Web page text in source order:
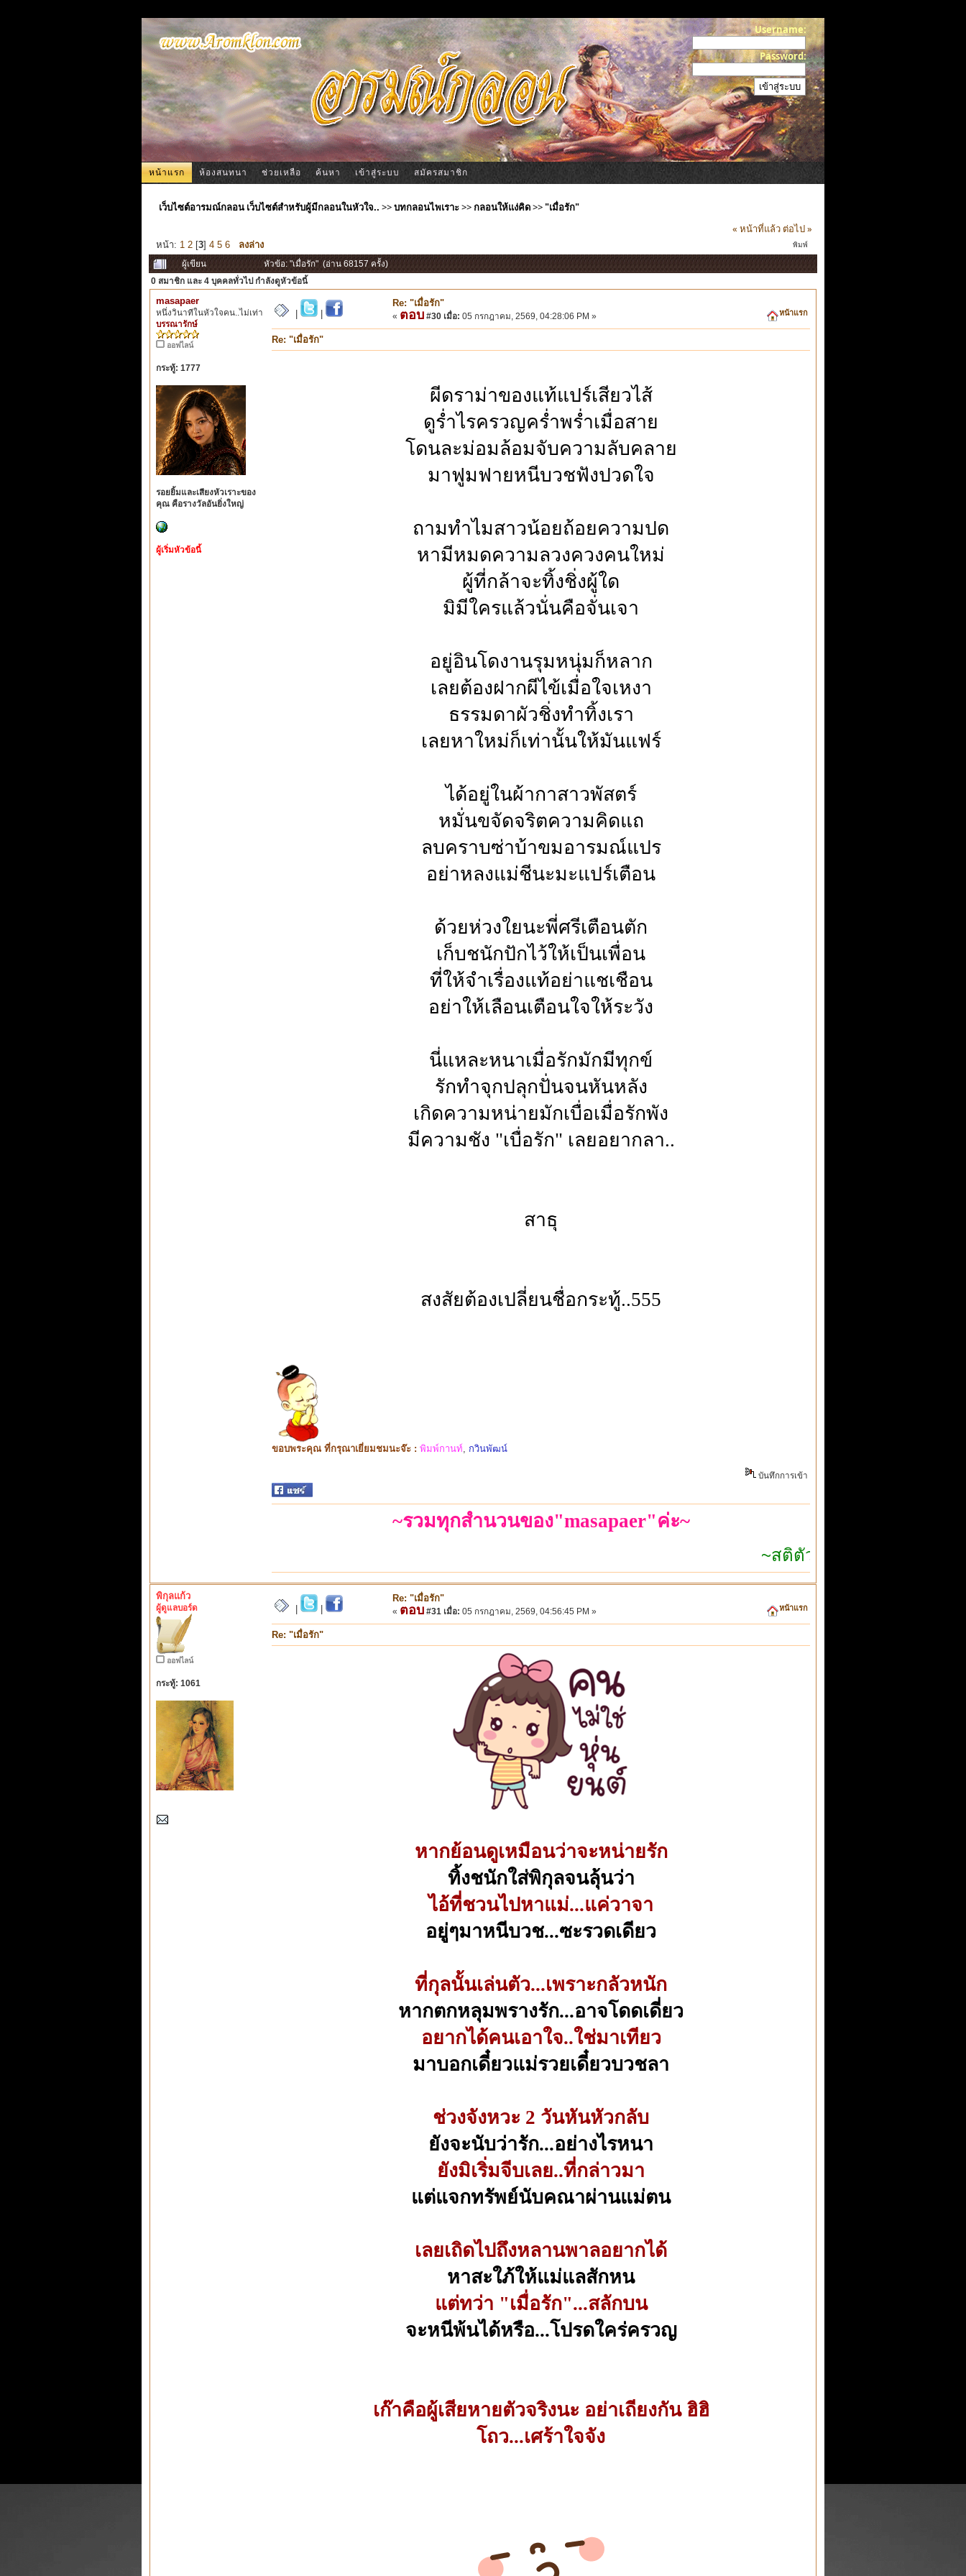
Username:
Password:
หน้าแรก ห้องสนทนา ช่วยเหลือ ค้นหา เข้าสู่ระบบ สมัครสมาชิก
เว็บไซต์อารมณ์กลอน เว็บไซต์สำหรับผู้มีกลอนในหัวใจ.. >>บทกลอนไพเราะ>>กลอนให้แง่คิด>>"เมื่อรัก"
หน้า: 1 2 [3] 4 5 6 ลงล่าง
« หน้าที่แล้ว ต่อไป »
พิมพ์
ผู้เขียน
หัวข้อ: "เมื่อรัก" (อ่าน 68157 ครั้ง)
0 สมาชิก และ 4 บุคคลทั่วไป กำลังดูหัวข้อนี้
masapaer
หนึ่งวินาทีในหัวใจคน..ไม่เท่า
บรรณารักษ์
ออฟไลน์
กระทู้: 1777
รอยยิ้มและเสียงหัวเราะของ
คุณ คือรางวัลอันยิ่งใหญ่
ผู้เริ่มหัวข้อนี้
Re: "เมื่อรัก"
« ตอบ #30 เมื่อ: 05 กรกฎาคม, 2569, 04:28:06 PM » หน้าแรก
Re: "เมื่อรัก"
ผีดราม่าของแท้แปร์เสียวไส้
ดูร่ำไรครวญคร่ำพร่ำเมื่อสาย
โดนละม่อมล้อมจับความลับคลาย
มาฟูมฟายหนีบวชฟังปวดใจ
ถามทำไมสาวน้อยถ้อยความปด
หามีหมดความลวงควงคนใหม่
ผู้ที่กล้าจะทิ้งชิ่งผู้ใด
มิมีใครแล้วนั่นคือจั่นเจา
อยู่อินโดงานรุมหนุ่มก็หลาก
เลยต้องฝากผีไข้เมื่อใจเหงา
ธรรมดาผัวชิ่งทำทิ้งเรา
เลยหาใหม่ก็เท่านั้นให้มันแฟร์
ได้อยู่ในผ้ากาสาวพัสตร์
หมั่นขจัดจริตความคิดแถ
ลบคราบซ่าบ้าขมอารมณ์แปร
อย่าหลงแม่ชีนะมะแปร์เตือน
ด้วยห่วงใยนะพี่ศรีเตือนตัก
เก็บชนักปักไว้ให้เป็นเพื่อน
ที่ให้จำเรื่องแท้อย่าแชเชือน
อย่าให้เลือนเตือนใจให้ระวัง
นี่แหละหนาเมื่อรักมักมีทุกข์
รักทำจุกปลุกปั่นจนหันหลัง
เกิดความหน่ายมักเบื่อเมื่อรักพัง
มีความชัง "เบื่อรัก" เลยอยากลา..
สาธุ
สงสัยต้องเปลี่ยนชื่อกระทู้..555
ขอบพระคุณ ที่กรุณาเยี่ยมชมนะจ๊ะ : พิมพ์กานท์ กวินพัฒน์
บันทึกการเข้า
~รวมทุกสำนวนของ"masapaer"ค่ะ~
~สติตัวเดียวก็เอาอยู่~
พิกุลแก้ว
ผู้ดูแลบอร์ด
ออฟไลน์
กระทู้: 1061
Re: "เมื่อรัก"
« ตอบ #31 เมื่อ: 05 กรกฎาคม, 2569, 04:56:45 PM » หน้าแรก
Re: "เมื่อรัก"
หากย้อนดูเหมือนว่าจะหน่ายรัก
ทิ้งชนักใส่พิกุลจนลุ้นว่า
ไอ้ที่ชวนไปหาแม่...แค่วาจา
อยู่ๆมาหนีบวช...ซะรวดเดียว
ที่กุลนั้นเล่นตัว...เพราะกลัวหนัก
หากตกหลุมพรางรัก...อาจโดดเดี่ยว
อยากได้คนเอาใจ..ใช่มาเทียว
มาบอกเดี๋ยวแม่รวยเดี๋ยวบวชลา
ช่วงจังหวะ 2 วันหันหัวกลับ
ยังจะนับว่ารัก...อย่างไรหนา
ยังมิเริ่มจีบเลย..ที่กล่าวมา
แต่แจกทรัพย์นับคณาผ่านแม่ตน
เลยเถิดไปถึงหลานพาลอยากได้
หาสะใภ้ให้แม่แลสักหน
แต่ทว่า "เมื่อรัก"...สลักบน
จะหนีพ้นได้หรือ...โปรดใคร่ครวญ
เก๊าคือผู้เสียหายตัวจริงนะ อย่าเถียงกัน ฮิฮิ
โถว...เศร้าใจจัง